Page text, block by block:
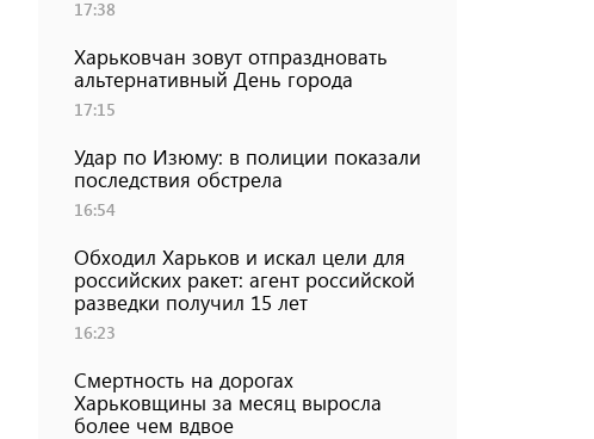
17:38
Харьковчан зовут отпраздновать
альтернативный День города
17:15
Удар по Изюму: в полиции показали
последствия обстрела
16:54
Обходил Харьков и искал цели для
российских ракет: агент российской
разведки получил 15 лет
16:23
Смертность на дорогах
Харьковщины за месяц выросла
более чем вдвое